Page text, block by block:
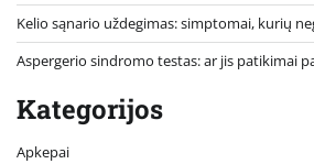
Kelio sąnario uždegimas: simptomai, kurių
Aspergerio sindromo testas: ar jis patikimai
Kategorijos
Apkepai